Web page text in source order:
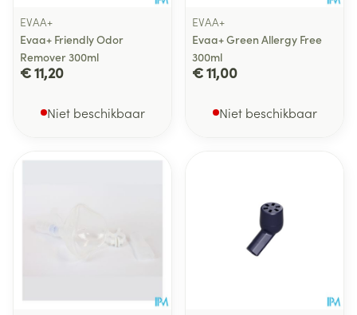
EVAA+
Evaa+ Friendly Odor
Remover 300ml
€ 11,20
Niet beschikbaar
EVAA+
Evaa+ Green Allergy Free
300ml
€ 11,00
Niet beschikbaar